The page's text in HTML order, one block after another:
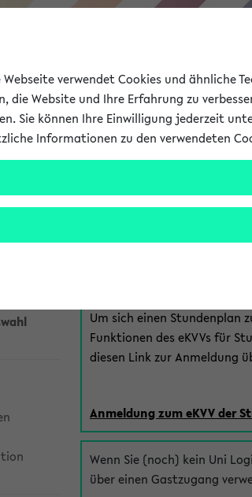
Forschung
Anmeldung
Es gibt mehrere
Um sich einen Stundenplan
Funktionen des eKVVs für
diesen Link zur Anmeldung
Anmeldung zum eKVV der
Wenn Sie (noch) kein Uni
über einen Gastzugang
Webseite verwendet Cookies und ähnliche
die Website und Ihre Erfahrung zu
Sie können Ihre Einwilligung jederzeit
Informationen zu den verwendeten